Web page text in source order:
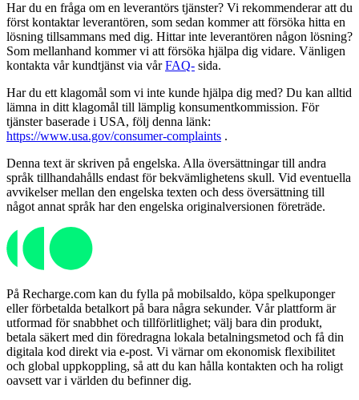
Har du en fråga om en leverantörs tjänster? Vi rekommenderar att du
först kontaktar leverantören, som sedan kommer att försöka hitta en
lösning tillsammans med dig. Hittar inte leverantören någon lösning?
Som mellanhand kommer vi att försöka hjälpa dig vidare. Vänligen
kontakta vår kundtjänst via vårFAQ- sida.
Har du ett klagomål som vi inte kunde hjälpa dig med? Du kan alltid
lämna in ditt klagomål till lämplig konsumentkommission. För
tjänster baserade i USA, följ denna länk:
https://www.usa.gov/consumer-complaints .
Denna text är skriven på engelska. Alla översättningar till andra
språk tillhandahålls endast för bekvämlighetens skull. Vid eventuella
avvikelser mellan den engelska texten och dess översättning till
något annat språk har den engelska originalversionen företräde.
På Recharge.com kan du fylla på mobilsaldo, köpa spelkuponger
eller förbetalda betalkort på bara några sekunder. Vår plattform är
utformad för snabbhet och tillförlitlighet; välj bara din produkt,
betala säkert med din föredragna lokala betalningsmetod och få din
digitala kod direkt via e-post. Vi värnar om ekonomisk flexibilitet
och global uppkoppling, så att du kan hålla kontakten och ha roligt
oavsett var i världen du befinner dig.